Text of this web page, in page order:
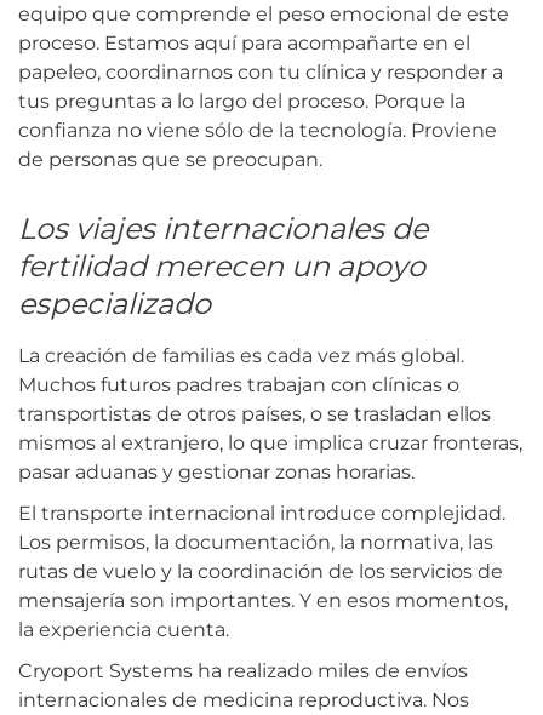
equipo que comprende el peso emocional de este
proceso. Estamos aquí para acompañarte en el
papeleo, coordinarnos con tu clínica y responder a
tus preguntas a lo largo del proceso. Porque la
confianza no viene sólo de la tecnología. Proviene
de personas que se preocupan.
Los viajes internacionales de
fertilidad merecen un apoyo
especializado
La creación de familias es cada vez más global.
Muchos futuros padres trabajan con clínicas o
transportistas de otros países, o se trasladan ellos
mismos al extranjero, lo que implica cruzar fronteras,
pasar aduanas y gestionar zonas horarias.
El transporte internacional introduce complejidad.
Los permisos, la documentación, la normativa, las
rutas de vuelo y la coordinación de los servicios de
mensajería son importantes. Y en esos momentos,
la experiencia cuenta.
Cryoport Systems ha realizado miles de envíos
internacionales de medicina reproductiva. Nos